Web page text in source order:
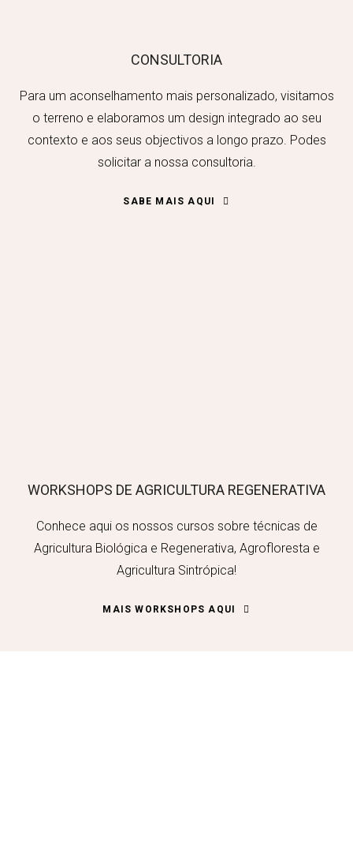
CONSULTORIA
Para um aconselhamento mais personalizado, visitamos
o terreno e elaboramos um design integrado ao seu
contexto e aos seus objectivos a longo prazo. Podes
solicitar a nossa consultoria.
SABE MAIS AQUI
WORKSHOPS DE AGRICULTURA REGENERATIVA
Conhece aqui os nossos cursos sobre técnicas de
Agricultura Biológica e Regenerativa, Agrofloresta e
Agricultura Sintrópica!
MAIS WORKSHOPS AQUI